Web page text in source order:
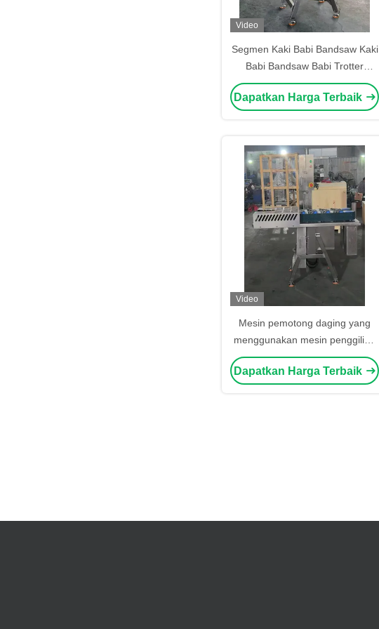
Video
Segmen Kaki Babi Bandsaw Kaki
Babi Bandsaw Babi Trotter
Bandsaw Kaki Babi Bandsaw
Dapatkan Harga Terbaik
Video
Mesin pemotong daging yang
menggunakan mesin penggiling
daging
Dapatkan Harga Terbaik